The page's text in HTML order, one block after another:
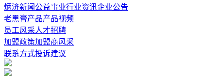
炳济新闻 公益事业行业资讯企业公告
老黑膏产品产品视频
员工风采人才招聘
加盟政策加盟商风采
联系方式投诉建议